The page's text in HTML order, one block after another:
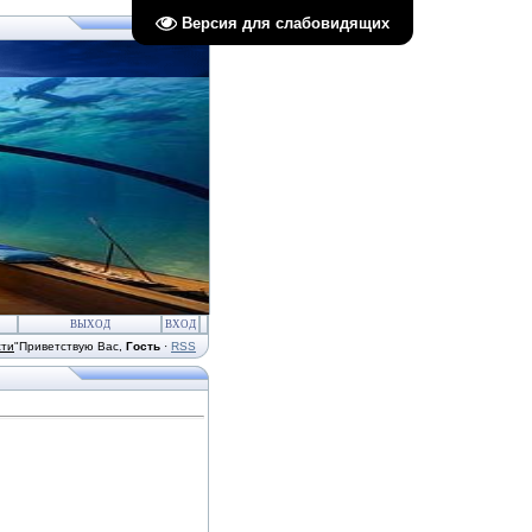
Версия для слабовидящих
ВЫХОД ВХОД
"Приветствую Вас Гость · RSS